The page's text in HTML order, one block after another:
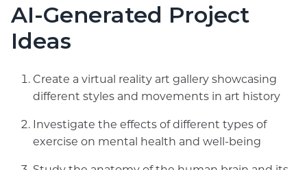
AI-Generated Project
Ideas
Create a virtual reality art gallery showcasing
different styles and movements in art history
Investigate the effects of different types of
exercise on mental health and well-being